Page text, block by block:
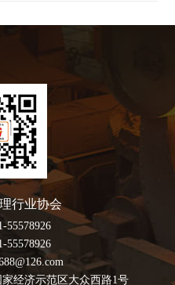
行业协会
55578926
55578926
经济示范区大众西路1号